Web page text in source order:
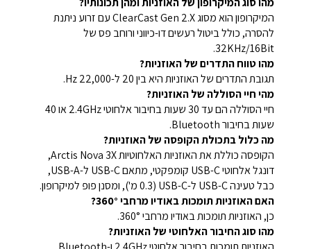
המיקרופון הוא מסוג ClearCast Gen 2.X עם זרוע ניתנת
להסרה, כולל ביטול רעשים דו-כיווני ורוחב פס של
32KHz/16Bit.
מהו טווח התדרים של האוזניות?
תגובת התדרים של האוזניות היא בין 20 ל-22,000 Hz.
מהי חיי הסוללה של האוזניות?
חיי הסוללה הם עד 30 שעות בחיבור אלחוטי 2.4GHz או 40
שעות בחיבור Bluetooth.
מה כלול בתכולת הקופסה של האוזניות?
הקופסה כוללת את האוזניות האלחוטיות Arctis Nova 3X,
דונגל אלחוטי USB-C קומפקטי, מתאם USB-C ל-USB-A,
כבל טעינה USB-C ל-USB-C (0.3 מ'), ומסנן פופ למיקרופון.
האם האוזניות תומכות באודיו מרחבי 360°?
כן, האוזניות תומכות באודיו מרחבי 360°.
מהו סוג החיבור האלחוטי של האוזניות?